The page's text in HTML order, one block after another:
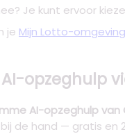
Je kunt ervoor
je Mijn Lotto-omgeving
opzeghulp
AI-opzeghulp van
de hand — gratis en